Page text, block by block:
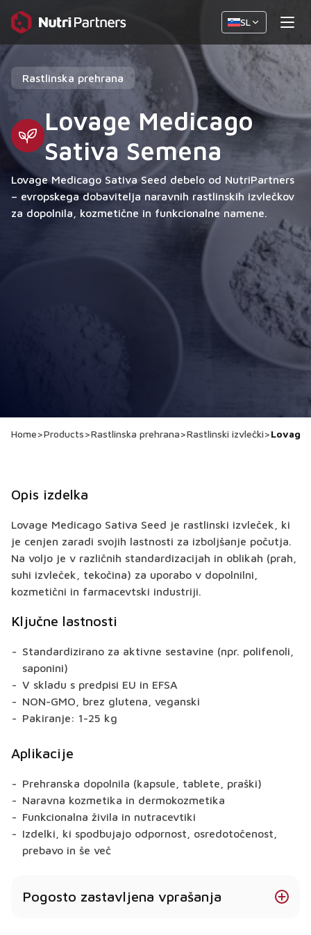
SL
Rastlinska prehrana
Lovage Medicago
Sativa Semena
Lovage Medicago Sativa Seed debelo od NutriPartners
– evropskega dobavitelja naravnih rastlinskih izvlečkov
za dopolnila, kozmetične in funkcionalne namene.
Home>Products>Rastlinska prehrana>Rastlinski izvlečki>Lovage
Opis izdelka
Lovage Medicago Sativa Seed je rastlinski izvleček, ki
je cenjen zaradi svojih lastnosti za izboljšanje počutja.
Na voljo je v različnih standardizacijah in oblikah (prah,
suhi izvleček, tekočina) za uporabo v dopolnilni,
kozmetični in farmacevtski industriji.
Ključne lastnosti
Standardizirano za aktivne sestavine (npr. polifenoli,
saponini)
V skladu s predpisi EU in EFSA
NON-GMO, brez glutena, veganski
Pakiranje: 1-25 kg
Aplikacije
Prehranska dopolnila (kapsule, tablete, praški)
Naravna kozmetika in dermokozmetika
Funkcionalna živila in nutracevtiki
Izdelki, ki spodbujajo odpornost, osredotočenost,
prebavo in še več
Pogosto zastavljena vprašanja